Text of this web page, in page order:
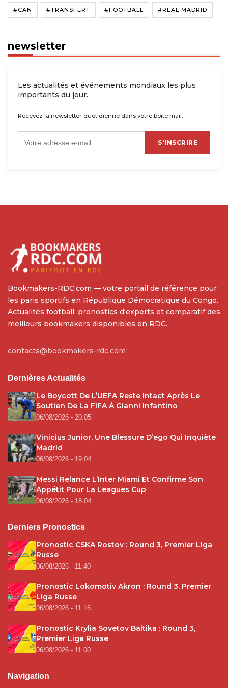
#CAN #TRANSFERT #FOOTBALL #REAL MADRID
newsletter
Les actualités et événements mondiaux les plus
importants du jour.
Recevez la newsletter quotidienne dans votre boîte mail.
S'INSCRIRE
Bookmakers-RDC.com — votre portail de référence pour
les paris sportifs en République Démocratique du Congo.
Actualités football, pronostics d'experts et comparatif des
meilleurs bookmakers disponibles en RDC.
contacts@bookmakers-rdc.com
Dernières Actualités
Le Boycott De L’UEFA Reste Intact Après Le
Soutien De La FIFA À Gianni Infantino
06/08/2026 - 20:05
Vinicius Junior, Une Blessure D’ego Qui Inquiète
Madrid
06/08/2026 - 19:04
Messi Relance L’Inter Miami Et Confirme Son
Appétit Pour La Leagues Cup
06/08/2026 - 18:04
Derniers Pronostics
Pronostic CSKA Rostov : Round 3, Premier Liga
Russe
06/08/2026 - 11:40
Pronostic Lokomotiv Akron : Round 3, Premier
Liga Russe
06/08/2026 - 11:16
Pronostic Krylia Sovetov Baltika : Round 3,
Premier Liga Russe
06/08/2026 - 11:00
Navigation